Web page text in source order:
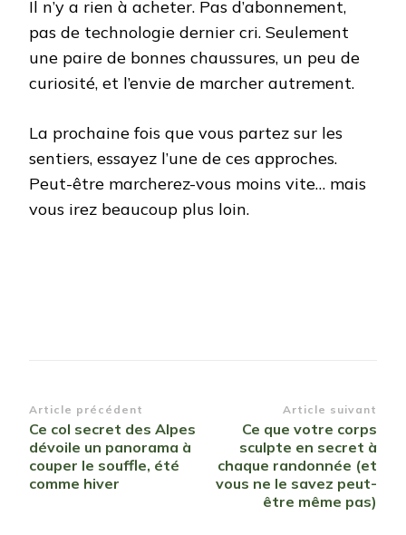
Il n’y a rien à acheter. Pas d’abonnement,
pas de technologie dernier cri. Seulement
une paire de bonnes chaussures, un peu de
curiosité, et l’envie de marcher autrement.
La prochaine fois que vous partez sur les
sentiers, essayez l’une de ces approches.
Peut-être marcherez-vous moins vite… mais
vous irez beaucoup plus loin.
Navigation
d’article
Article précédent
Ce col secret des Alpes
dévoile un panorama à
couper le souffle, été
comme hiver
Article suivant
Ce que votre corps
sculpte en secret à
chaque randonnée (et
vous ne le savez peut-
être même pas)